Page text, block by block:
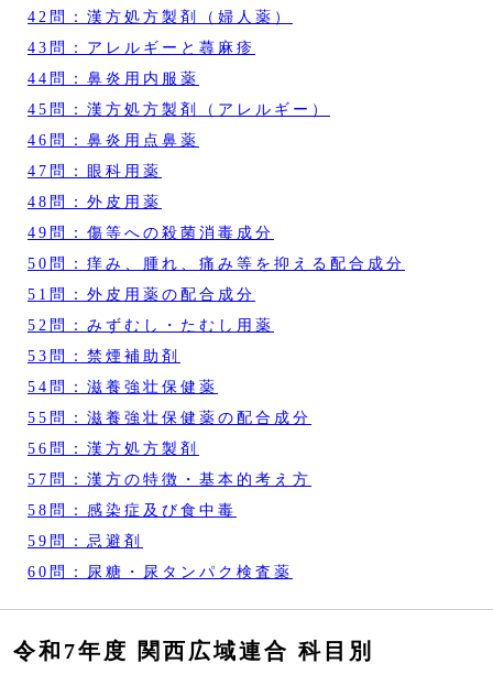
42問：漢方処方製剤（婦人薬）
43問：アレルギーと蕁麻疹
44問：鼻炎用内服薬
45問：漢方処方製剤（アレルギー）
46問：鼻炎用点鼻薬
47問：眼科用薬
48問：外皮用薬
49問：傷等への殺菌消毒成分
50問：痒み、腫れ、痛み等を抑える配合成分
51問：外皮用薬の配合成分
52問：みずむし・たむし用薬
53問：禁煙補助剤
54問：滋養強壮保健薬
55問：滋養強壮保健薬の配合成分
56問：漢方処方製剤
57問：漢方の特徴・基本的考え方
58問：感染症及び食中毒
59問：忌避剤
60問：尿糖・尿タンパク検査薬
令和7年度 関西広域連合 科目別